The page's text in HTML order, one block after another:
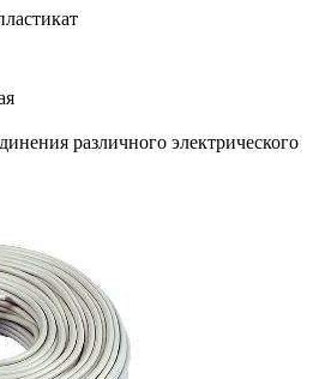
различного электрического